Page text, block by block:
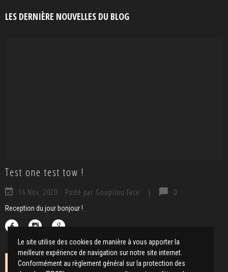
LES DERNIÈRE NOUVELLES DU BLOG
Test one test tow !
16 Nov, 2020 Posté par Goupilou Face | 0
Reception du jour bonjour !
No instagrams at this time.
Le site utilise des cookies de manière à vous apporter la
meilleure expérience de navigation sur notre site internet.
Conformément au règlement général sur la protection des